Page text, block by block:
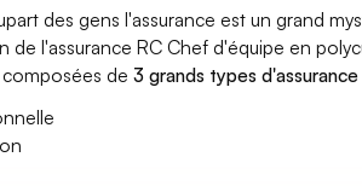
des gens l'assurance est un grand
l'assurance RC Chef d'équipe en
composées de3 grands types d'assurance